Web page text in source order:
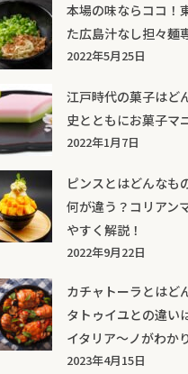
本場の味ならココ！
た広島汁なし担々麺
2022年5月25日
江戸時代の菓子はど
史とともにお菓子マ
2022年1月7日
ピンスとはどんなも
何が違う？コリアン
やすく解説！
2022年9月22日
カチャトーラとはど
タトゥイユとの違い
イタリア～ノがわか
2023年4月15日